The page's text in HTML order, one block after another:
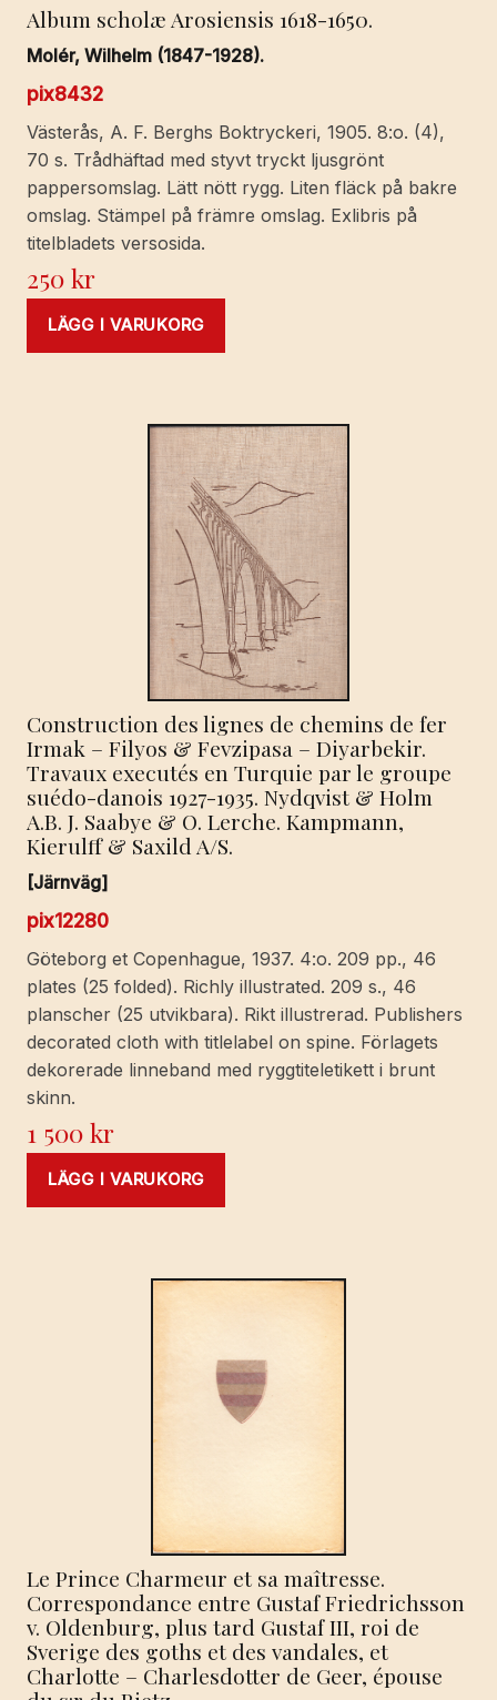
Album scholæ Arosiensis 1618-1650.
Molér, Wilhelm (1847-1928).
pix8432
Västerås, A. F. Berghs Boktryckeri, 1905. 8:o. (4),
70 s. Trådhäftad med styvt tryckt ljusgrönt
pappersomslag. Lätt nött rygg. Liten fläck på bakre
omslag. Stämpel på främre omslag. Exlibris på
titelbladets versosida.
250kr
LÄGG I VARUKORG
Construction des lignes de chemins de fer
Irmak – Filyos & Fevzipasa – Diyarbekir.
Travaux executés en Turquie par le groupe
suédo-danois 1927-1935. Nydqvist & Holm
A.B. J. Saabye & O. Lerche. Kampmann,
Kierulff & Saxild A/S.
[Järnväg]
pix12280
Göteborg et Copenhague, 1937. 4:o. 209 pp., 46
plates (25 folded). Richly illustrated. 209 s., 46
planscher (25 utvikbara). Rikt illustrerad. Publishers
decorated cloth with titlelabel on spine. Förlagets
dekorerade linneband med ryggtiteletikett i brunt
skinn.
1 500kr
LÄGG I VARUKORG
Le Prince Charmeur et sa maîtresse.
Correspondance entre Gustaf Friedrichsson
v. Oldenburg, plus tard Gustaf III, roi de
Sverige des goths et des vandales, et
Charlotte – Charlesdotter de Geer, épouse